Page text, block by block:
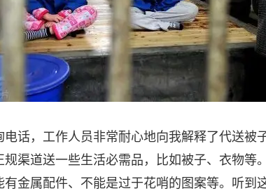
话，工作人员非常耐心地向我解释了代送被
渠道送一些生活必需品，比如被子、衣物等
金属配件、不能是过于花哨的图案等。听到